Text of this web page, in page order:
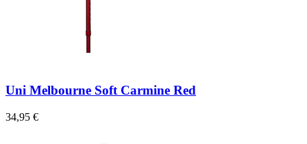
Uni Melbourne Soft Carmine Red
34,95 €